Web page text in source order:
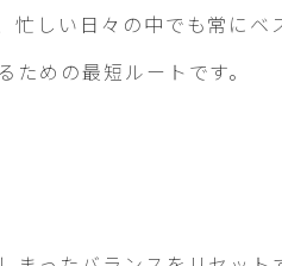
しい日々の中でも常にベ
めの最短ルートです。